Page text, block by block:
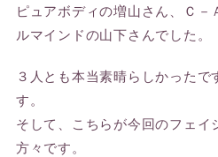
ピュアボディの増山さん、Ｃ
ルマインドの山下さんでした。
３人とも本当素晴らしかったで
す。
そして、こちらが今回のフェ
方々です。